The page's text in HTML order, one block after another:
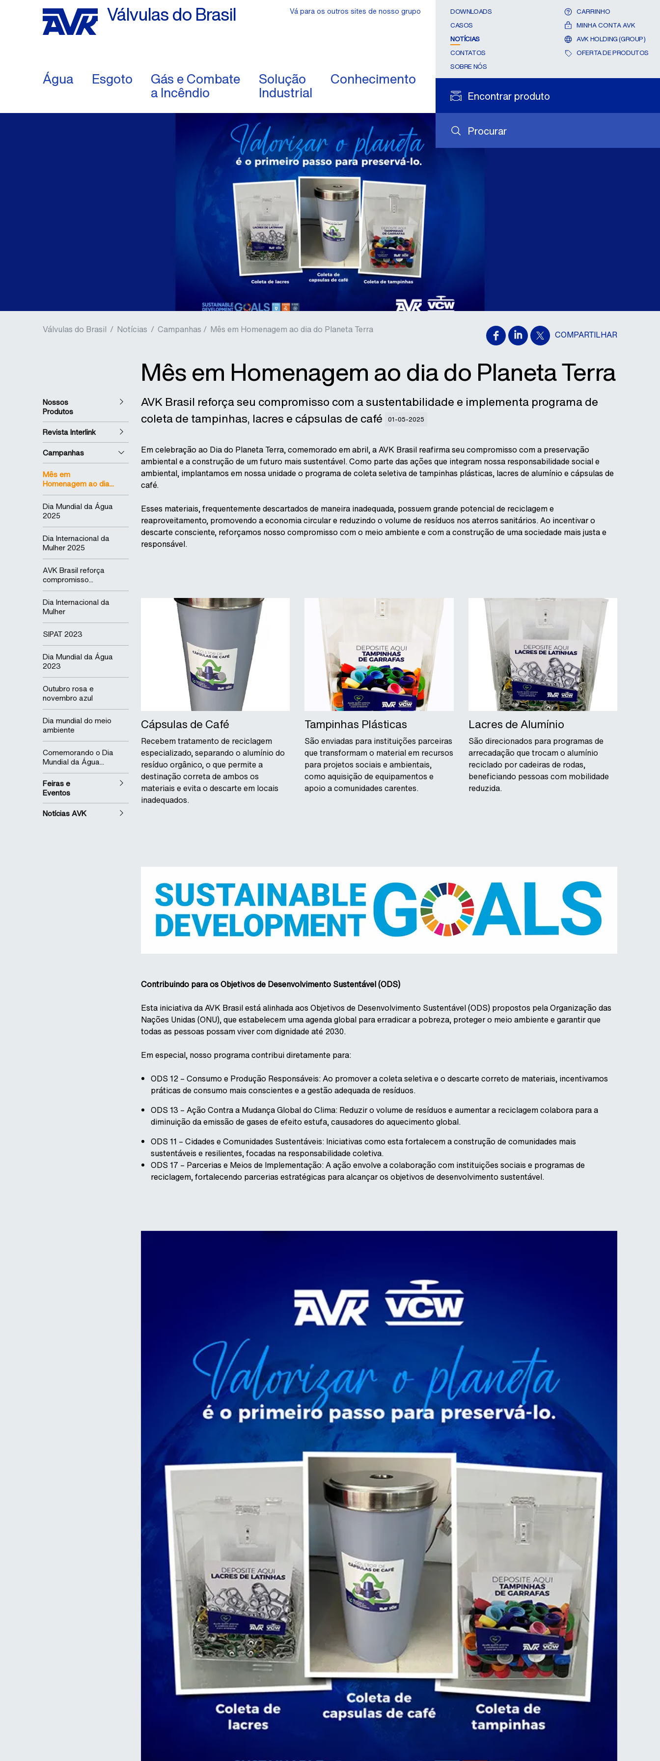
Válvulas do Brasil
Água Esgoto Gás e Combate
a Incêndio
Solução
Industrial
Conhecimento
Procurar
Encontrar produto
DOWNLOADS
CASOS
NOTÍCIAS
CONTATOS
SOBRE NÓS
CARRINHO
MINHA CONTA AVK
AVK HOLDING (GROUP)
OFERTA DE PRODUTOS
Vá para os outros sites de nosso grupo
Válvulas do Brasil / Notícias / Campanhas / Mês em Homenagem ao dia do Planeta Terra COMPARTILHAR
Nossos
Produtos
Revista Interlink
Campanhas
Mês em
Homenagem ao dia...
Dia Mundial da Água
2025
Dia Internacional da
Mulher 2025
AVK Brasil reforça
compromisso...
Dia Internacional da
Mulher
SIPAT 2023
Dia Mundial da Água
2023
Outubro rosa e
novembro azul
Dia mundial do meio
ambiente
Comemorando o Dia
Mundial da Água...
Feiras e
Eventos
Notícias AVK
Mês em Homenagem ao dia do Planeta Terra
AVK Brasil reforça seu compromisso com a sustentabilidade e implementa programa de
coleta de tampinhas, lacres e cápsulas de café
01-05-2025
Em celebração ao Dia do Planeta Terra, comemorado em abril, a AVK Brasil reafirma seu compromisso com a preservação
ambiental e a construção de um futuro mais sustentável. Como parte das ações que integram nossa responsabilidade social e
ambiental, implantamos em nossa unidade o programa de coleta seletiva de tampinhas plásticas, lacres de alumínio e cápsulas de
café.
Esses materiais, frequentemente descartados de maneira inadequada, possuem grande potencial de reciclagem e
reaproveitamento, promovendo a economia circular e reduzindo o volume de resíduos nos aterros sanitários. Ao incentivar o
descarte consciente, reforçamos nosso compromisso com o meio ambiente e com a construção de uma sociedade mais justa e
responsável.
Cápsulas de Café
Recebem tratamento de reciclagem
especializado, separando o alumínio do
resíduo orgânico, o que permite a
destinação correta de ambos os
materiais e evita o descarte em locais
inadequados.
Tampinhas Plásticas
São enviadas para instituições parceiras
que transformam o material em recursos
para projetos sociais e ambientais,
como aquisição de equipamentos e
apoio a comunidades carentes.
Lacres de Alumínio
São direcionados para programas de
arrecadação que trocam o alumínio
reciclado por cadeiras de rodas,
beneficiando pessoas com mobilidade
reduzida.
Contribuindo para os Objetivos de Desenvolvimento Sustentável (ODS)
Esta iniciativa da AVK Brasil está alinhada aos Objetivos de Desenvolvimento Sustentável (ODS) propostos pela Organização das
Nações Unidas (ONU), que estabelecem uma agenda global para erradicar a pobreza, proteger o meio ambiente e garantir que
todas as pessoas possam viver com dignidade até 2030.
Em especial, nosso programa contribui diretamente para:
ODS 12 – Consumo e Produção Responsáveis: Ao promover a coleta seletiva e o descarte correto de materiais, incentivamos
práticas de consumo mais conscientes e a gestão adequada de resíduos.
ODS 13 – Ação Contra a Mudança Global do Clima: Reduzir o volume de resíduos e aumentar a reciclagem colabora para a
diminuição da emissão de gases de efeito estufa, causadores do aquecimento global.
ODS 11 – Cidades e Comunidades Sustentáveis: Iniciativas como esta fortalecem a construção de comunidades mais
sustentáveis e resilientes, focadas na responsabilidade coletiva.
ODS 17 – Parcerias e Meios de Implementação: A ação envolve a colaboração com instituições sociais e programas de
reciclagem, fortalecendo parcerias estratégicas para alcançar os objetivos de desenvolvimento sustentável.